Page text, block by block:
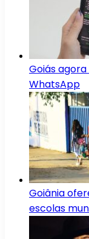
Goiás
WhatsApp
Goiânia
escolas